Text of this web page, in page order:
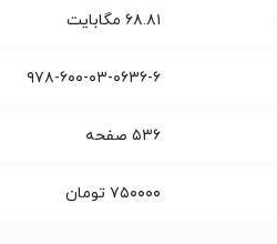
۶۸.۸۱ مگابایت
۹۷۸-۶۰۰-۰۳-۰۶۳۶-۶
۵۳۶ صفحه
۷۵۰۰۰۰ تومان